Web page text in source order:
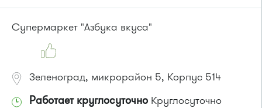
Автобусы № 5, 15, 17, 20, 32.
Маршрутка № 417м, 460м, 479м, 720м
Автобусы № 5, 15, 32.
Маршрутка № 460м, 720м
Супермаркет "Азбука вкуса"
Зеленоград, микрорайон 5, Корпус 514
Работает круглосуточно Круглосуточно